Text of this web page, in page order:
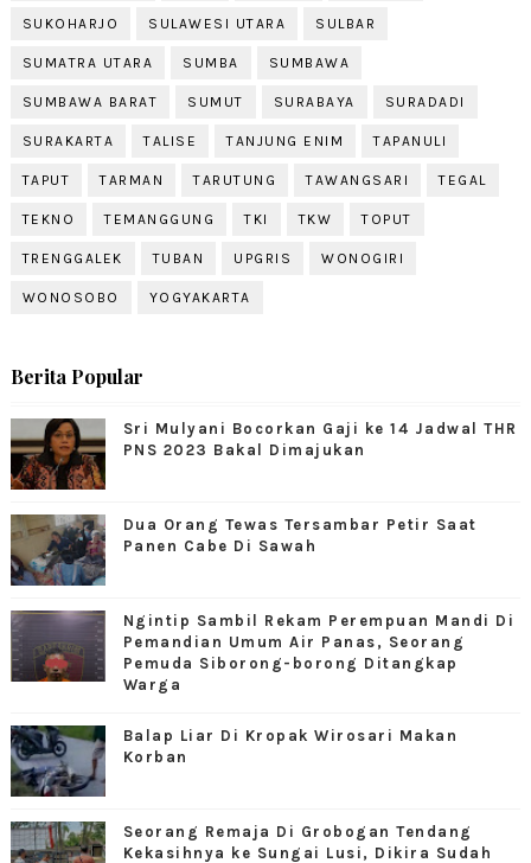
SUKOHARJO SULAWESI UTARA SULBAR
SUMATRA UTARA SUMBA SUMBAWA
SUMBAWA BARAT SUMUT SURABAYA SURADADI
SURAKARTA TALISE TANJUNG ENIM TAPANULI
TAPUT TARMAN TARUTUNG TAWANGSARI TEGAL
TEKNO TEMANGGUNG TKI TKW TOPUT
TRENGGALEK TUBAN UPGRIS WONOGIRI
WONOSOBO YOGYAKARTA
Berita Popular
Sri Mulyani Bocorkan Gaji ke 14 Jadwal THR
PNS 2023 Bakal Dimajukan
Dua Orang Tewas Tersambar Petir Saat
Panen Cabe Di Sawah
Ngintip Sambil Rekam Perempuan Mandi Di
Pemandian Umum Air Panas, Seorang
Pemuda Siborong-borong Ditangkap
Warga
Balap Liar Di Kropak Wirosari Makan
Korban
Seorang Remaja Di Grobogan Tendang
Kekasihnya ke Sungai Lusi, Dikira Sudah